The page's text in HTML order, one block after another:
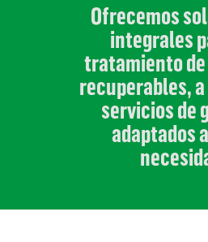
Ofrecemos
integrales
tratamiento
recuperables,
servicios de
adaptados